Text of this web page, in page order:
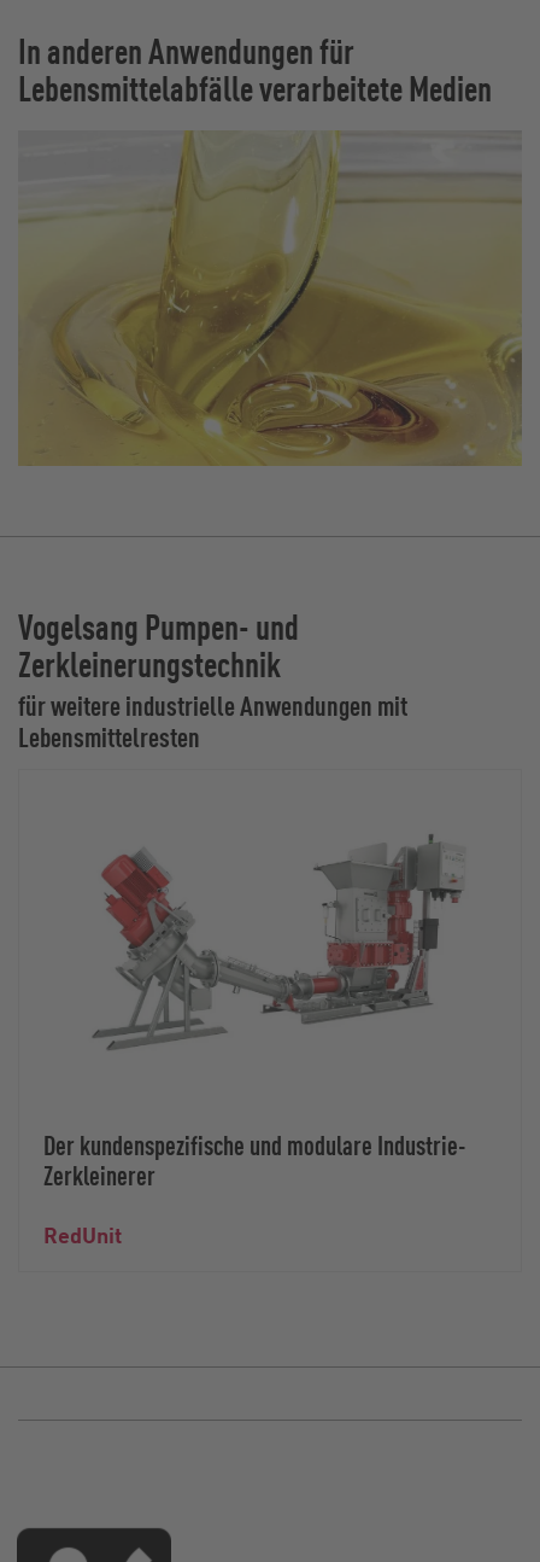
In anderen Anwendungen für
Lebensmittelabfälle verarbeitete Medien
Vogelsang Pumpen- und
Zerkleinerungstechnik
für weitere industrielle Anwendungen mit
Lebensmittelresten
Der kundenspezifische und modulare Industrie-
Zerkleinerer
RedUnit